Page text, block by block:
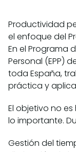
Productividad
el enfoque del
En el Programa
Personal (EPP)
toda España,
práctica y
El objetivo no
lo importante.
Gestión del